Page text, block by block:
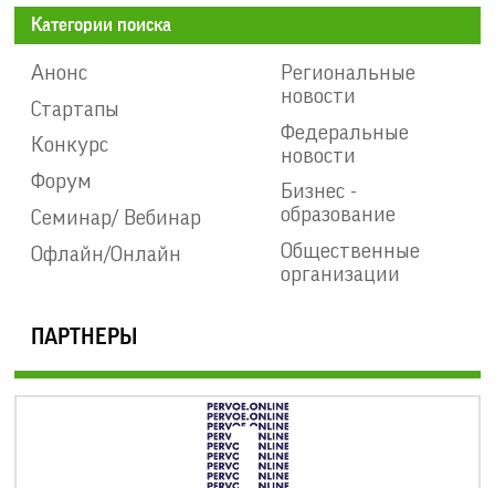
Категории поиска
Анонс
Стартапы
Конкурс
Форум
Семинар/ Вебинар
Офлайн/Онлайн
Региональные
новости
Федеральные
новости
Бизнес -
образование
Общественные
организации
ПАРТНЕРЫ